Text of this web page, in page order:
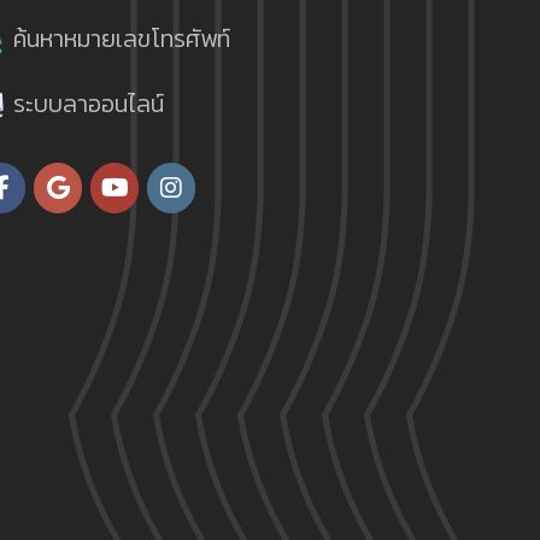
ค้นหาหมายเลขโทรศัพท์
ระบบลาออนไลน์